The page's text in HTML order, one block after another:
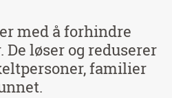
med å forhindre
løser og reduserer
familier